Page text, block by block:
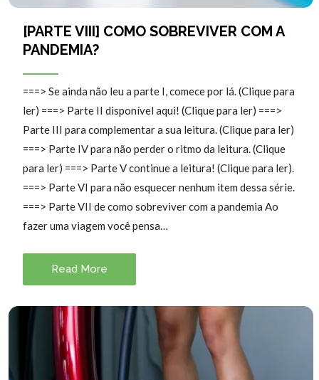
[PARTE VIII] COMO SOBREVIVER COM A
PANDEMIA?
===> Se ainda não leu a parte I, comece por lá. (Clique para
ler) ===> Parte II disponível aqui! (Clique para ler) ===>
Parte III para complementar a sua leitura. (Clique para ler)
===> Parte IV para não perder o ritmo da leitura. (Clique
para ler) ===> Parte V continue a leitura! (Clique para ler).
===> Parte VI para não esquecer nenhum item dessa série.
===> Parte VII de como sobreviver com a pandemia Ao
fazer uma viagem você pensa…
Read More